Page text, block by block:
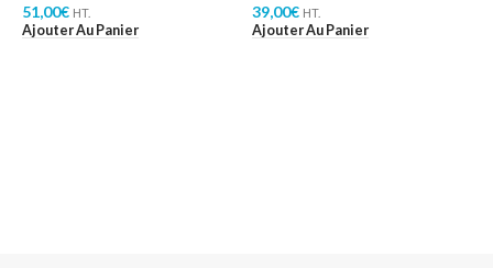
51,00€ HT.
Ajouter Au Panier
39,00€ HT.
Ajouter Au Panier